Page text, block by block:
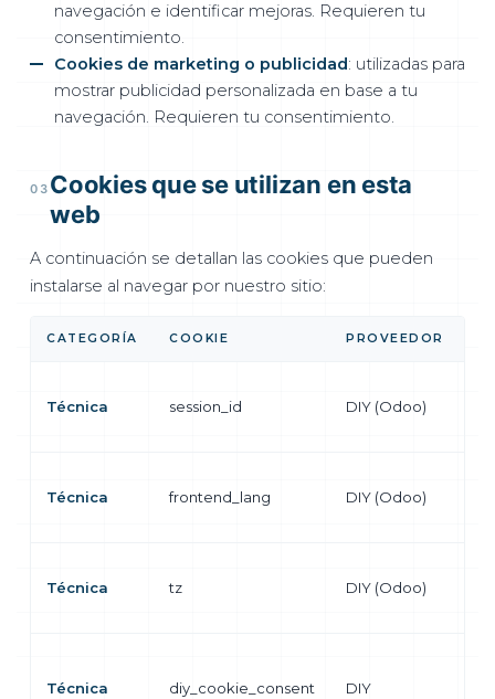
navegación e identificar mejoras. Requieren tu
consentimiento.
Cookies de marketing o publicidad: utilizadas para
mostrar publicidad personalizada en base a tu
navegación. Requieren tu consentimiento.
03 Cookies que se utilizan en esta
web
A continuación se detallan las cookies que pueden
instalarse al navegar por nuestro sitio:
CATEGORÍA COOKIE PROVEEDOR
Técnica session_id DIY (Odoo)
Técnica frontend_lang DIY (Odoo)
Técnica tz DIY (Odoo)
Técnica diy_cookie_consent DIY